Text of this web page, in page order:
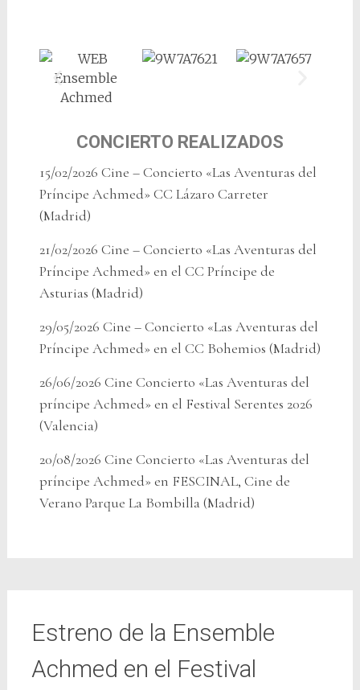
CONCIERTO REALIZADOS
15/02/2026 Cine – Concierto «Las Aventuras del
Príncipe Achmed» CC Lázaro Carreter
(Madrid)
21/02/2026 Cine – Concierto «Las Aventuras del
Príncipe Achmed» en el CC Príncipe de
Asturias (Madrid)
29/05/2026 Cine – Concierto «Las Aventuras del
Príncipe Achmed» en el CC Bohemios (Madrid)
26/06/2026 Cine Concierto «Las Aventuras del
príncipe Achmed» en el Festival Serentes 2026
(Valencia)
20/08/2026 Cine Concierto «Las Aventuras del
príncipe Achmed» en FESCINAL, Cine de
Verano Parque La Bombilla (Madrid)
Estreno de la Ensemble
Achmed en el Festival